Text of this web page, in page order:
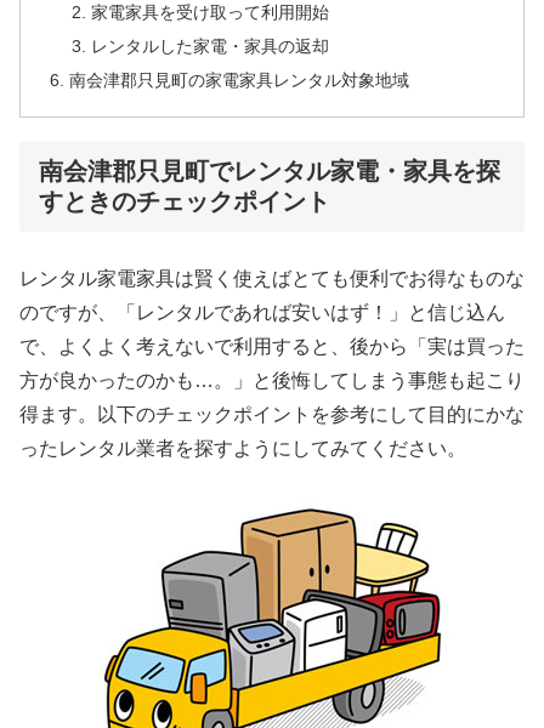
家電家具を受け取って利用開始
レンタルした家電・家具の返却
南会津郡只見町の家電家具レンタル対象地域
南会津郡只見町でレンタル家電・家具を探
すときのチェックポイント
レンタル家電家具は賢く使えばとても便利でお得なものな
のですが、「レンタルであれば安いはず！」と信じ込ん
で、よくよく考えないで利用すると、後から「実は買った
方が良かったのかも…。」と後悔してしまう事態も起こり
得ます。以下のチェックポイントを参考にして目的にかな
ったレンタル業者を探すようにしてみてください。